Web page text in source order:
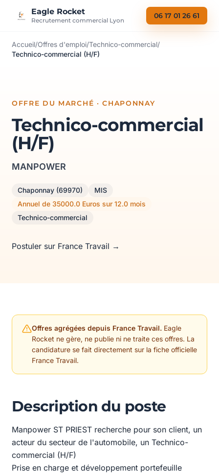
Eagle Rocket
Recrutement commercial Lyon
06 17 01 26 61
Accueil/Offres d'emploi/Technico-commercial/
Technico-commercial (H/F)
OFFRE DU MARCHÉ · CHAPONNAY
Technico-commercial
(H/F)
MANPOWER
Chaponnay (69970)
MIS
Annuel de 35000.0 Euros sur 12.0 mois
Technico-commercial
Postuler sur France Travail →
Offres agrégées depuis France Travail. Eagle
Rocket ne gère, ne publie ni ne traite ces offres. La
candidature se fait directement sur la fiche officielle
France Travail.
Description du poste
Manpower ST PRIEST recherche pour son client, un
acteur du secteur de l'automobile, un Technico-
commercial (H/F)
Prise en charge et développement portefeuille